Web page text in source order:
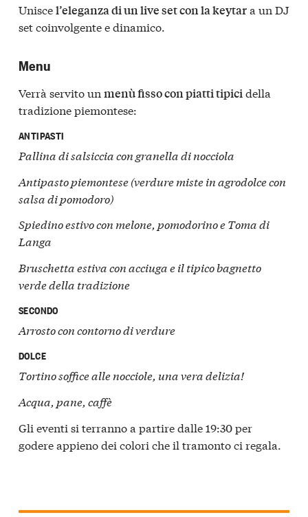
Uniscel’eleganza di un live set con la keytara un DJ
set coinvolgente e dinamico.
Menu
Verrà servito un menù fisso con piatti tipicidella
tradizione piemontese:
ANTIPASTI
Pallina di salsiccia con granella di nocciola
Antipasto piemontese (verdure miste in agrodolce con
salsa di pomodoro)
Spiedino estivo con melone, pomodorino e Toma di
Langa
Bruschetta estiva con acciuga e il tipico bagnetto
verde della tradizione
SECONDO
Arrosto con contorno di verdure
DOLCE
Tortino soffice alle nocciole, una vera delizia!
Acqua, pane, caffè
Gli eventi si terranno a partire dalle 19:30 per
godere appieno dei colori che il tramonto ci regala.